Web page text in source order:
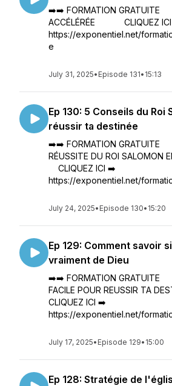
➡️➡️ FORMATION
ACCÉLÉRÉE CLIQUEZ
https://exponentiel.net/
e
July 31, 2025• Episode 131• 15:13
Ep 130: 5 Conseils du Roi
réussir ta destinée
➡️➡️ FORMATION
RÉUSSITE DU ROI
CLIQUEZ ICI ➡️
https://exponentiel.net/
July 24, 2025• Episode 130• 15:20
Ep 129: Comment savoir
vraiment de Dieu
➡️➡️ FORMATION
FACILE POUR REUSSIR TA
CLIQUEZ ICI ➡️
https://exponentiel.net/
July 17, 2025• Episode 129• 15:00
Ep 128: Stratégie de